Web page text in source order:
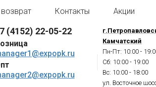
возврат Контакты Акции
(4152) 22-05-22
Камчатский
Пн-Пт: 10:00 -
Сб: 10:00 - 19:00
Вс: 10:00 - 18:00
ул. Восточное